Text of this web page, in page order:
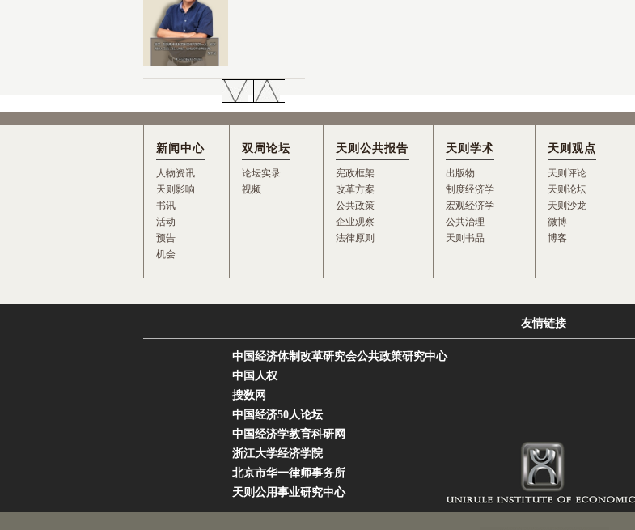
新闻中心
人物资讯
天则影响
书讯
活动
预告
机会
双周论坛
论坛实录
视频
天则公共报告
宪政框架
改革方案
公共政策
企业观察
法律原则
天则学术
出版物
制度经济学
宏观经济学
公共治理
天则书品
天则观点
天则评论
天则论坛
天则沙龙
微博
博客
友情链接
中国经济体制改革研究会公共政策研究中心
中国人权
搜数网
中国经济50人论坛
中国经济学教育科研网
浙江大学经济学院
北京市华一律师事务所
天则公用事业研究中心